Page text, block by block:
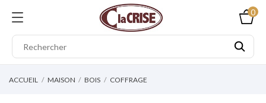
0
ACCUEIL MAISON BOIS COFFRAGE